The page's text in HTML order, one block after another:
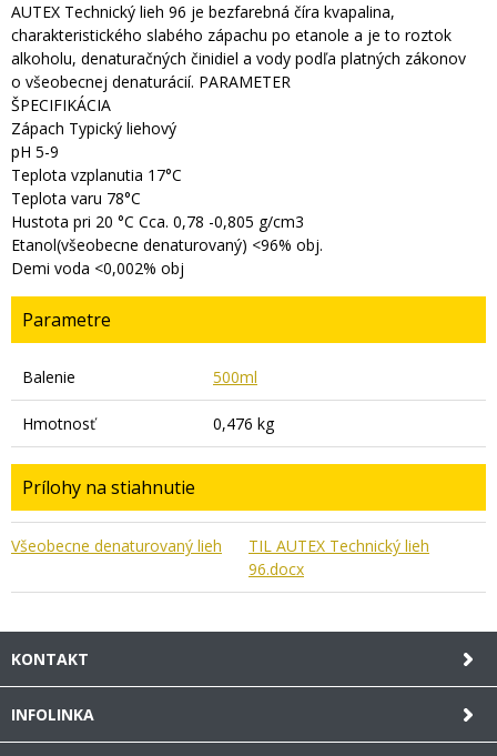
AUTEX Technický lieh 96 je bezfarebná číra kvapalina,
charakteristického slabého zápachu po etanole a je to roztok
alkoholu, denaturačných činidiel a vody podľa platných zákonov
o všeobecnej denaturácií. PARAMETER
ŠPECIFIKÁCIA
Zápach Typický liehový
pH 5-9
Teplota vzplanutia 17°C
Teplota varu 78°C
Hustota pri 20 °C Cca. 0,78 -0,805 g/cm3
Etanol(všeobecne denaturovaný) <96% obj.
Demi voda <0,002% obj
Parametre
Balenie 500ml
Hmotnosť 0,476 kg
Prílohy na stiahnutie
Všeobecne denaturovaný lieh
TIL AUTEX Technický lieh
96.docx
KONTAKT
INFOLINKA